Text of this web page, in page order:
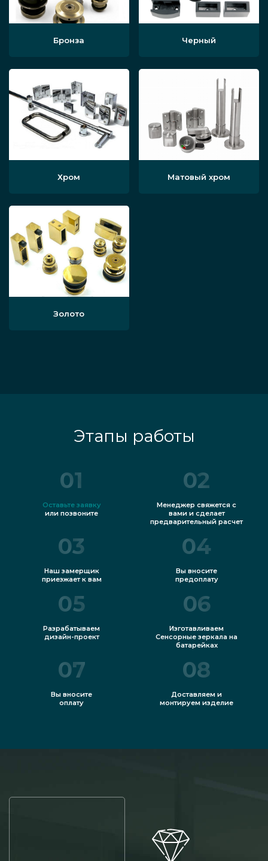
Бронза Черный
Хром Матовый хром
Золото
Этапы работы
01
Оставьте заявку
или позвоните
02
Менеджер свяжется с
вами и сделает
предварительный расчет
03
Наш замерщик
приезжает к вам
04
Вы вносите
предоплату
05
Разрабатываем
дизайн-проект
06
Изготавливаем
Сенсорные зеркала на
батарейках
07
Вы вносите
оплату
08
Доставляем и
монтируем изделие